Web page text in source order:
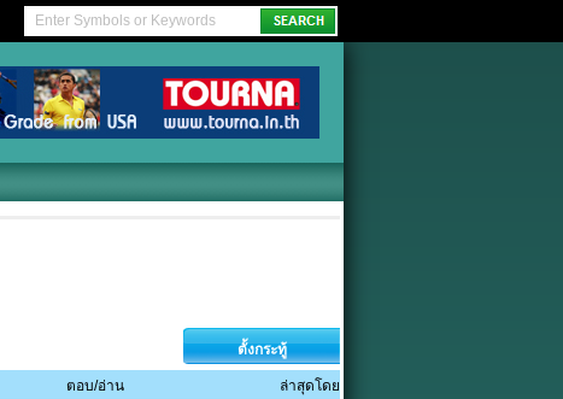
ตั้งกระทู้
ตอบ/อ่าน
ล่าสุดโดย